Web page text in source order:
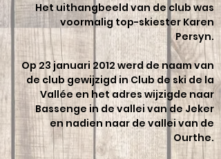
Het uithangbeeld van de club was
voormalig top-skiester Karen
Persyn.
Op 23 januari 2012 werd de naam van
de club gewijzigd in Club de ski de la
Vallée en het adres wijzigde naar
Bassenge in de vallei van de Jeker
en nadien naar de vallei van de
Ourthe.